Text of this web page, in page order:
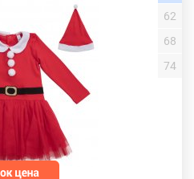
62
68
74